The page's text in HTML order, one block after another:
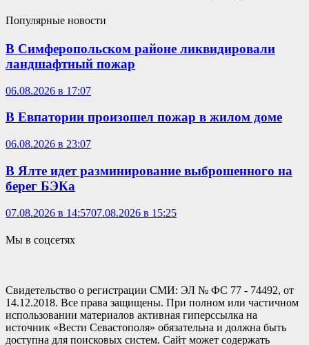
Популярные новости
В Симферопольском районе ликвидировали
ландшафтный пожар
06.08.2026 в 17:07
В Евпатории произошел пожар в жилом доме
06.08.2026 в 23:07
В Ялте идет разминирование выброшенного на
берег БЭКа
07.08.2026 в 14:5707.08.2026 в 15:25
Мы в соцсетях
Свидетельство о регистрации СМИ: ЭЛ № ФС 77 - 74492, от
14.12.2018. Все права защищены. При полном или частичном
использовании материалов активная гиперссылка на
источник «Вести Севастополя» обязательна и должна быть
доступна для поисковых систем. Сайт может содержать